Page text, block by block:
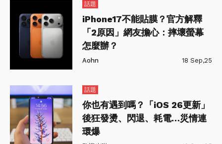
話題
iPhone17不能貼膜？官方解釋
「2原因」網友擔心：摔壞螢幕
怎麼辦？
Aohn 18 Sep,25
話題
你也有遇到嗎？「iOS 26更新」
後狂發燙、閃退、耗電…災情連
環爆